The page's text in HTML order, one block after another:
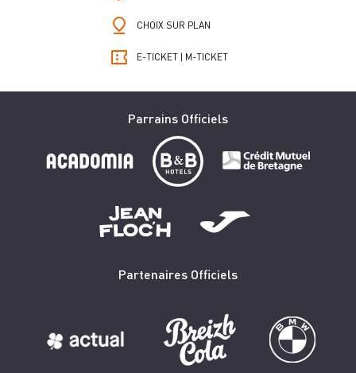
CHOIX SUR PLAN
E-TICKET | M-TICKET
Parrains Officiels
Partenaires Officiels